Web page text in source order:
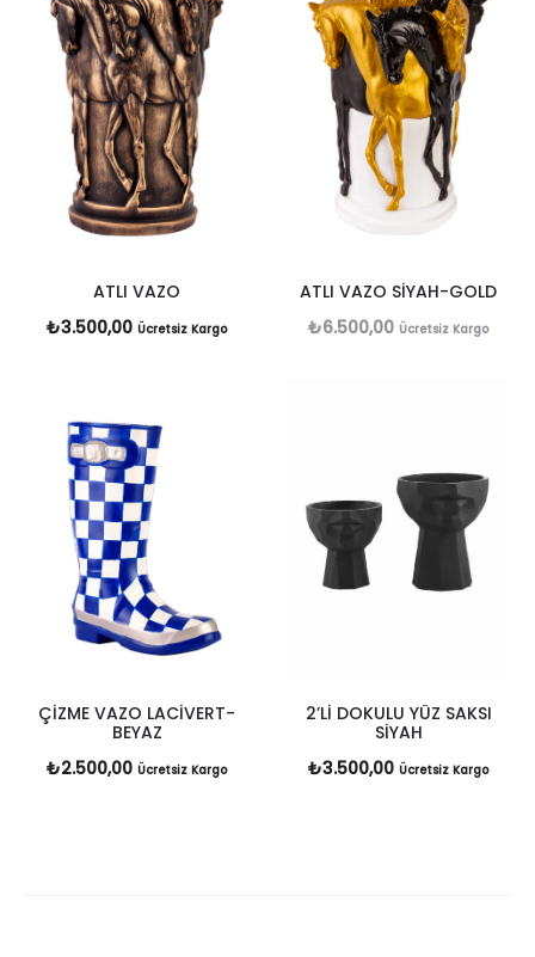
ATLI VAZO
₺3.500,00 Ücretsiz Kargo
ATLI VAZO SİYAH-GOLD
₺6.500,00 Ücretsiz Kargo
ÇİZME VAZO LACİVERT-
BEYAZ
₺2.500,00 Ücretsiz Kargo
2’Lİ DOKULU YÜZ SAKSI
SİYAH
₺3.500,00 Ücretsiz Kargo